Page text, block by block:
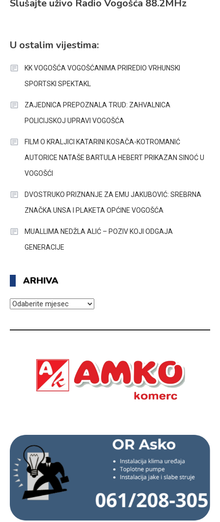
Slušajte uživo Radio Vogošća 88.2MHz
U ostalim vijestima:
KK VOGOŠĆA VOGOŠĆANIMA PRIREDIO VRHUNSKI
SPORTSKI SPEKTAKL
ZAJEDNICA PREPOZNALA TRUD: ZAHVALNICA
POLICIJSKOJ UPRAVI VOGOŠĆA
FILM O KRALJICI KATARINI KOSAČA-KOTROMANIĆ
AUTORICE NATAŠE BARTULA HEBERT PRIKAZAN SINOĆ U
VOGOŠĆI
DVOSTRUKO PRIZNANJE ZA EMU JAKUBOVIĆ: SREBRNA
ZNAČKA UNSA I PLAKETA OPĆINE VOGOŠĆA
MUALLIMA NEDŽLA ALIĆ – POZIV KOJI ODGAJA
GENERACIJE
ARHIVA
ARHIVA